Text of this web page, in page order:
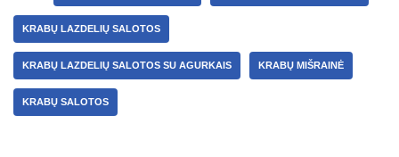
KRABŲ LAZDELIŲ SALOTOS
KRABŲ LAZDELIŲ SALOTOS SU AGURKAIS KRABŲ MIŠRAINĖ
KRABŲ SALOTOS